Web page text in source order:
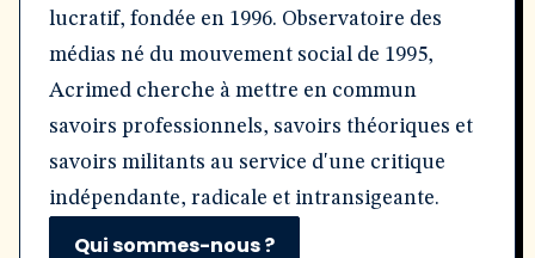
lucratif, fondée en 1996. Observatoire des
médias né du mouvement social de 1995,
Acrimed cherche à mettre en commun
savoirs professionnels, savoirs théoriques et
savoirs militants au service d'une critique
indépendante, radicale et intransigeante.
Qui sommes-nous ?